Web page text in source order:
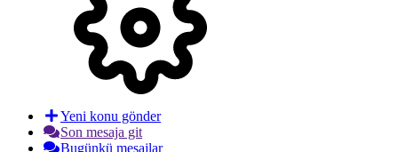
Yeni konu gönder
Son mesaja git
Bugünkü mesajlar